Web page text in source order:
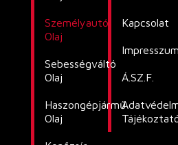
Személyautó
Olaj
Sebességváltó
Olaj
Haszongépjármű
Olaj
Kapcsolat
Á.SZ.F.